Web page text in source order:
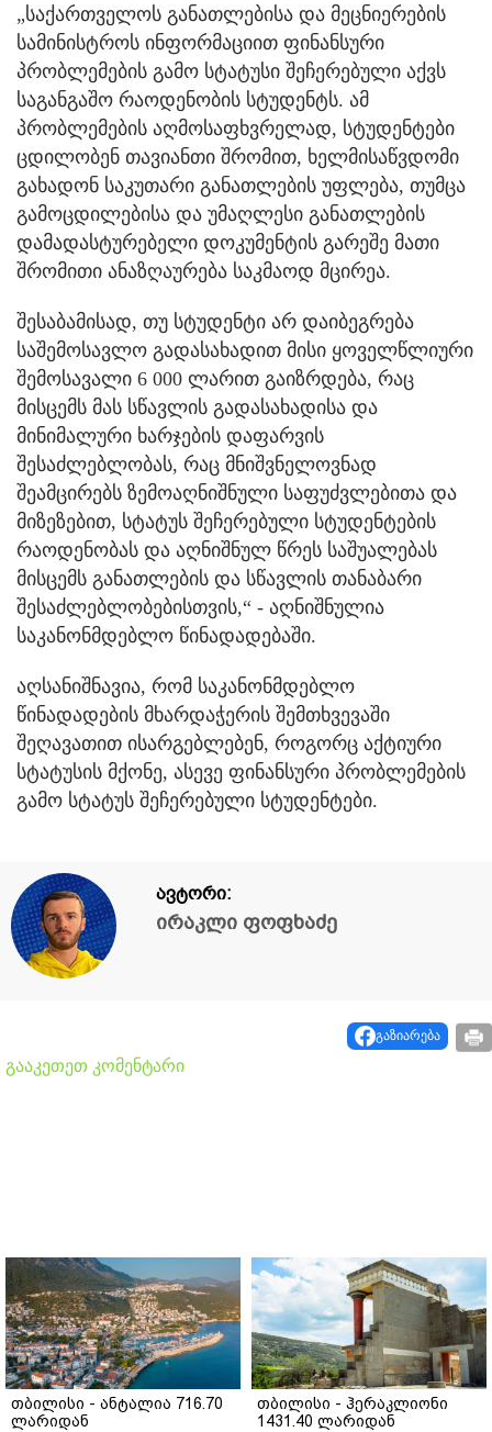
„საქართველოს განათლებისა და მეცნიერების
სამინისტროს ინფორმაციით ფინანსური
პრობლემების გამო სტატუსი შეჩერებული აქვს
საგანგაშო რაოდენობის სტუდენტს. ამ
პრობლემების აღმოსაფხვრელად, სტუდენტები
ცდილობენ თავიანთი შრომით, ხელმისაწვდომი
გახადონ საკუთარი განათლების უფლება, თუმცა
გამოცდილებისა და უმაღლესი განათლების
დამადასტურებელი დოკუმენტის გარეშე მათი
შრომითი ანაზღაურება საკმაოდ მცირეა.
შესაბამისად, თუ სტუდენტი არ დაიბეგრება
საშემოსავლო გადასახადით მისი ყოველწლიური
შემოსავალი 6 000 ლარით გაიზრდება, რაც
მისცემს მას სწავლის გადასახადისა და
მინიმალური ხარჯების დაფარვის
შესაძლებლობას, რაც მნიშვნელოვნად
შეამცირებს ზემოაღნიშნული საფუძვლებითა და
მიზეზებით, სტატუს შეჩერებული სტუდენტების
რაოდენობას და აღნიშნულ წრეს საშუალებას
მისცემს განათლების და სწავლის თანაბარი
შესაძლებლობებისთვის,“ - აღნიშნულია
საკანონმდებლო წინადადებაში.
აღსანიშნავია, რომ საკანონმდებლო
წინადადების მხარდაჭერის შემთხვევაში
შეღავათით ისარგებლებენ, როგორც აქტიური
სტატუსის მქონე, ასევე ფინანსური პრობლემების
გამო სტატუს შეჩერებული სტუდენტები.
ავტორი:
ირაკლი ფოფხაძე
გაზიარება
გააკეთეთ კომენტარი
თბილისი - ანტალია 716.70
ლარიდან
თბილისი - ჰერაკლიონი
1431.40 ლარიდან